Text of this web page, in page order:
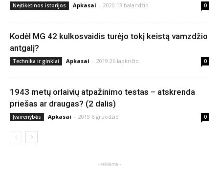
Neįtikėtinos istorijos Apkasai - 2020 13 balandžio 0
Kodėl MG 42 kulkosvaidis turėjo tokį keistą vamzdžio
antgalį?
Technika ir ginklai Apkasai - 2019 26 lapkričio 0
1943 metų orlaivių atpažinimo testas – atskrenda
priešas ar draugas? (2 dalis)
Įvairenybės Apkasai - 2019 6 gruodžio 0
- reklama -